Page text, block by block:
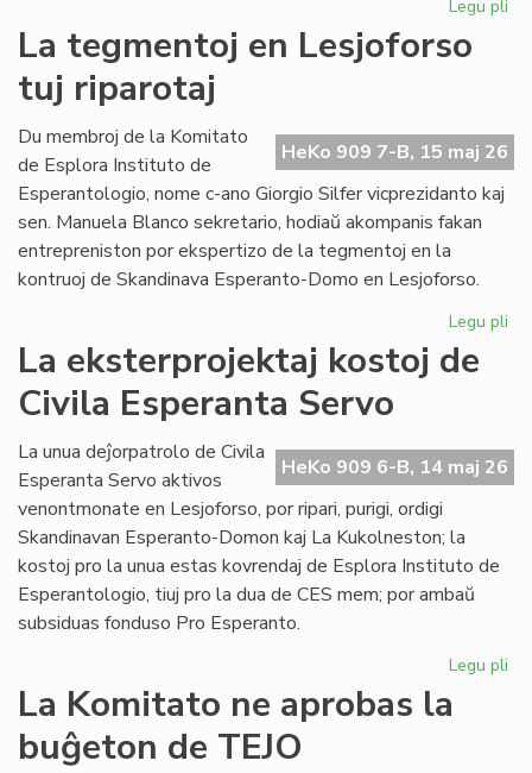
Legu pli
de
La tegmentoj en Lesjoforso
tuj riparotaj
HeKo 909 7-B, 15 maj 26
Du membroj de la Komitato
de Esplora Instituto de
Esperantologio, nome c-ano Giorgio Silfer vicprezidanto kaj
sen. Manuela Blanco sekretario, hodiaŭ akompanis fakan
entrepreniston por ekspertizo de la tegmentoj en la
kontruoj de Skandinava Esperanto-Domo en Lesjoforso.
Legu pli
tuj
La eksterprojektaj kostoj de
Civila Esperanta Servo
HeKo 909 6-B, 14 maj 26
La unua deĵorpatrolo de Civila
Esperanta Servo aktivos
venontmonate en Lesjoforso, por ripari, purigi, ordigi
Skandinavan Esperanto-Domon kaj La Kukolneston; la
kostoj pro la unua estas kovrendaj de Esplora Instituto de
Esperantologio, tiuj pro la dua de CES mem; por ambaŭ
subsiduas fonduso Pro Esperanto.
Legu pli
La Komitato ne aprobas la
buĝeton de TEJO